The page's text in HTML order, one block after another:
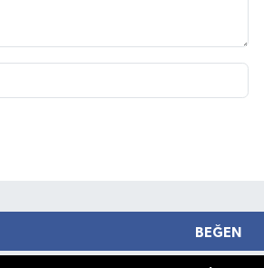
BEĞEN